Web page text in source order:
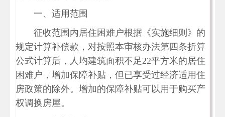
一、适用范围
征收范围内居住困难户根据《实施细则》的
规定计算补偿款，对按照本审核办法第四条折算
公式计算后，人均建筑面积不足22平方米的居住
困难户，增加保障补贴，但已享受过经济适用住
房政策的除外。增加的保障补贴可以用于购买产
权调换房屋。